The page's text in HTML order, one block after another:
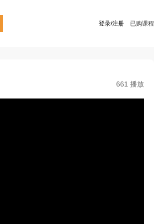
登录/注册 已购课程
661 播放